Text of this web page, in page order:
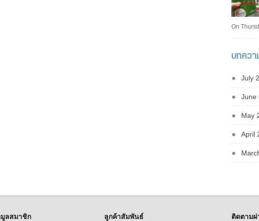
On
บทควา
July
June
May
April
ลสมาชิก ลูกค้าสัมพันธ์ ติดตาม